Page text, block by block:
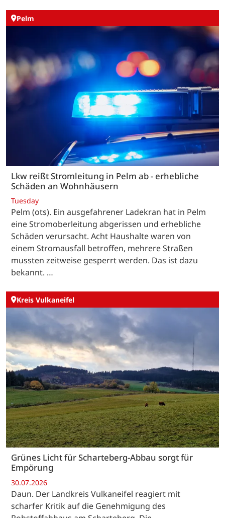
Pelm
Lkw reißt Stromleitung in Pelm ab - erhebliche
Schäden an Wohnhäusern
Tuesday
Pelm (ots). Ein ausgefahrener Ladekran hat in Pelm
eine Stromoberleitung abgerissen und erhebliche
Schäden verursacht. Acht Haushalte waren von
einem Stromausfall betroffen, mehrere Straßen
mussten zeitweise gesperrt werden. Das ist dazu
bekannt. …
Kreis Vulkaneifel
Grünes Licht für Scharteberg-Abbau sorgt für
Empörung
30.07.2026
Daun. Der Landkreis Vulkaneifel reagiert mit
scharfer Kritik auf die Genehmigung des